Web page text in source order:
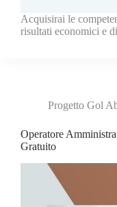
Acquisirai le
risultati economici e
Progetto Gol
Operatore
Gratuito